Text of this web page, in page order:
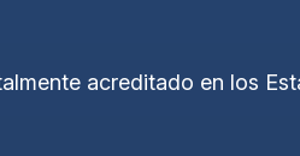
acreditado en los